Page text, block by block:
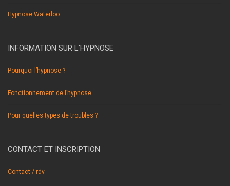
Hypnose Waterloo
INFORMATION SUR L’HYPNOSE
Pourquoi l’hypnose ?
Fonctionnement de l’hypnose
Pour quelles types de troubles ?
CONTACT ET INSCRIPTION
Contact / rdv